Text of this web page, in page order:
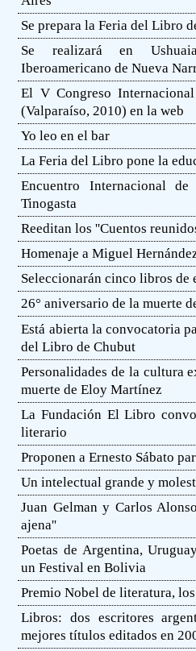
Se prepara la Feria del Libro
Se realizará en
Iberoamericano de Nueva
El V Congreso
(Valparaíso, 2010) en la web
Yo leo en el bar
La Feria del Libro pone la
Encuentro Internacional
Tinogasta
Reeditan los ''Cuentos
Homenaje a Miguel
Seleccionarán cinco libros de
26° aniversario de la muerte
Está abierta la convocatoria
del Libro de Chubut
Personalidades de la cultura
muerte de Eloy Martínez
La Fundación El Libro
literario
Proponen a Ernesto Sábato
Un intelectual grande y
Juan Gelman y Carlos
ajena''
Poetas de Argentina,
un Festival en Bolivia
Premio Nobel de literatura,
Libros: dos escritores
mejores títulos editados en